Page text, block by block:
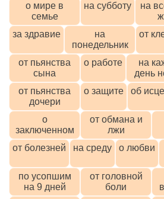
о мире в
семье
на субботу
на
за здравие
на
понедельник
от
от пьянства
сына
о работе
на
день
от пьянства
дочери
о защите об
о
заключенном
от обмана и
лжи
от болезней
на среду о любви
по усопшим
на 9 дней
от головной
боли